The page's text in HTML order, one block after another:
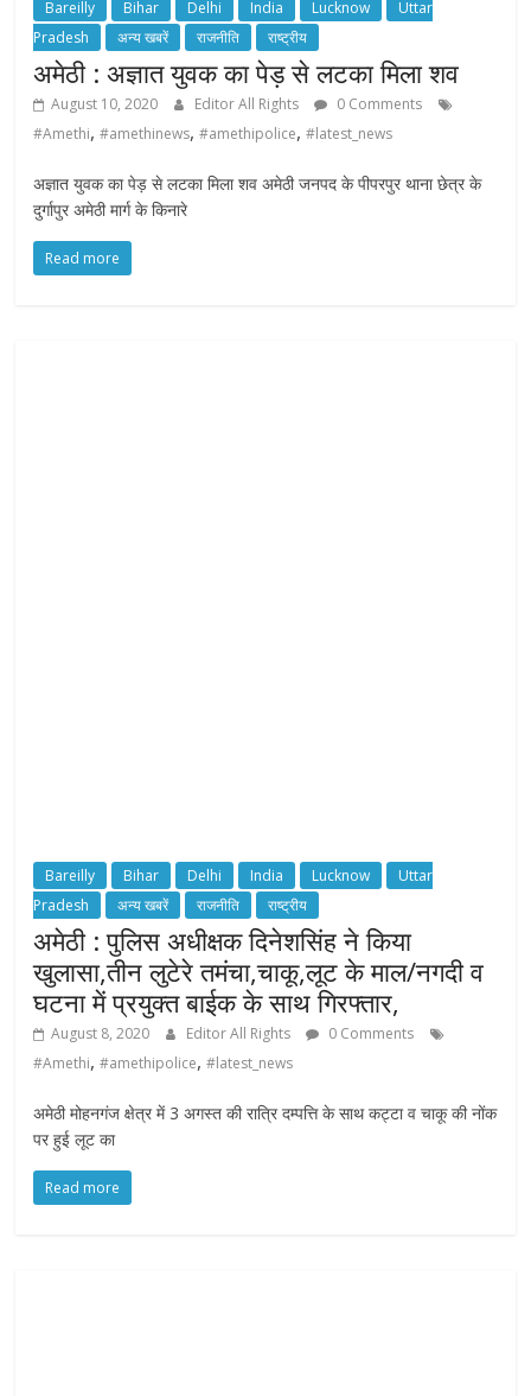
Bareilly Bihar Delhi India Lucknow
Uttar
Pradesh
अन्य खबरें राजनीति राष्ट्रीय
अमेठी : अज्ञात युवक का पेड़ से लटका मिला शव
August 10, 2020 Editor All Rights
0 Comments
#Amethi,#amethinews,#amethipolice,#latest_news
अज्ञात युवक का पेड़ से लटका मिला शव अमेठी जनपद के पीपरपुर थाना छेत्र के
दुर्गापुर अमेठी मार्ग के किनारे
Read more
Bareilly Bihar Delhi India Lucknow
Uttar
Pradesh
अन्य खबरें राजनीति राष्ट्रीय
अमेठी : पुलिस अधीक्षक दिनेशसिंह ने किया
खुलासा,तीन लुटेरे तमंचा,चाकू,लूट के माल/नगदी व
घटना में प्रयुक्त बाईक के साथ गिरफ्तार,
August 8, 2020 Editor All Rights
0 Comments
#Amethi,#amethipolice,#latest_news
अमेठी मोहनगंज क्षेत्र में 3 अगस्त की रात्रि दम्पत्ति के साथ कट्टा व चाकू की नोंक
पर हुई लूट का
Read more